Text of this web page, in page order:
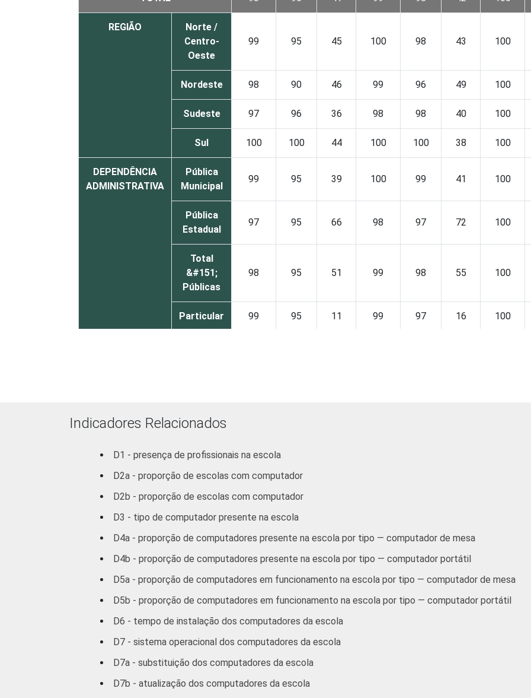
REGIÃO
Norte /
Centro-
Oeste
99 95 45 100 98 43 100
Nordeste 98 90 46 99 96 49 100
Sudeste 97 96 36 98 98 40 100
Sul 100 100 44 100 100 38 100
DEPENDÊNCIA
ADMINISTRATIVA
Pública
Municipal
99 95 39 100 99 41 100
Pública
Estadual
97 95 66 98 97 72 100
Total
&#151;
Públicas
98 95 51 99 98 55 100
Particular 99 95 11 99 97 16 100
INTERNET
INSTALADA NO
DE INFORMÁTICA
Sim
Não 98
Base: 534 escolas que possuem computador instalado no laboratório de informática. Respostas
Base: 305 escolas que possuem computador instalado na biblioteca ou sala de estudos para os
3 Base: 53 escolas que possuem computador instalado na sala de aula. Respostas múltiplas e
Base: 385 escolas que possuem computador instalado na sala dos professores ou sala de reunião.
6
Base: 248 escolas que possuem computador instalado em outros locais da escola. Respostas
Fonte: NIC.br - out/dez 2011
Indicadores Relacionados
D1 - presença de profissionais na escola
D2a - proporção de escolas com computador
D2b - proporção de escolas com computador
D3 - tipo de computador presente na escola
D4a - proporção de computadores presente na escola por tipo — computador de mesa
D4b - proporção de computadores presente na escola por tipo — computador portátil
D5a - proporção de computadores em funcionamento na escola por tipo — computador de mesa
D5b - proporção de computadores em funcionamento na escola por tipo — computador portátil
D6 - tempo de instalação dos computadores da escola
D7 - sistema operacional dos computadores da escola
D7a - substituição dos computadores da escola
D7b - atualização dos computadores da escola